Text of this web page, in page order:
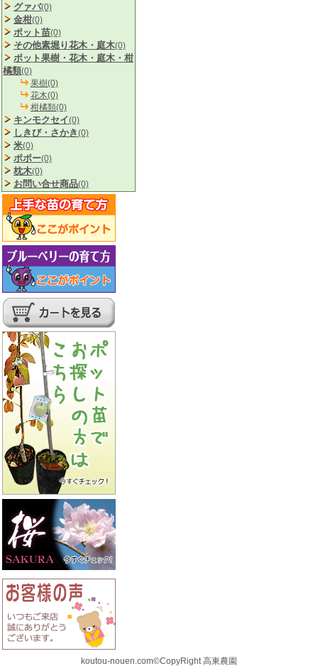
グァバ(0)
金柑(0)
ポット苗(0)
その他素堀り花木・庭木(0)
ポット果樹・花木・庭木・柑
橘類(0)
果樹(0)
花木(0)
柑橘類(0)
キンモクセイ(0)
しきび・さかき(0)
米(0)
ポポー(0)
枕木(0)
お問い合せ商品(0)
koutou-nouen.com©CopyRight 高東農園